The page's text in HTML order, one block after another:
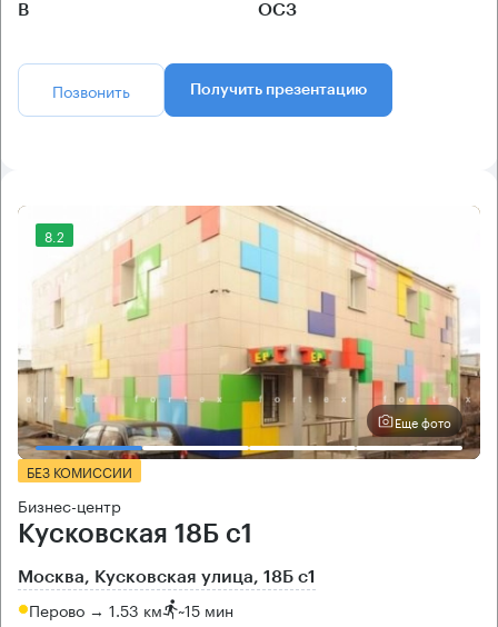
B ОСЗ
Позвонить Получить презентацию
8.2
Еще фото
БЕЗ КОМИССИИ
Бизнес-центр
Кусковская 18Б с1
Москва, Кусковская улица, 18Б с1
Перово → 1.53 км ~15 мин